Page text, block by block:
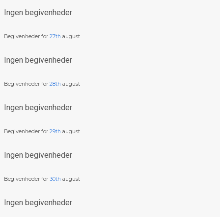
Ingen begivenheder
Begivenheder for 27th august
Ingen begivenheder
Begivenheder for 28th august
Ingen begivenheder
Begivenheder for 29th august
Ingen begivenheder
Begivenheder for 30th august
Ingen begivenheder